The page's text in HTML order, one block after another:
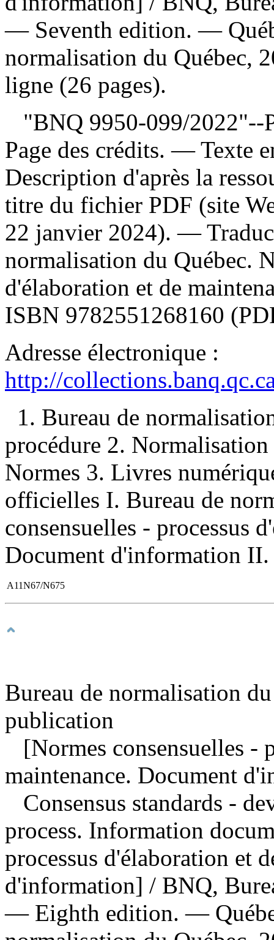
— Seventh edition. —
normalisation du Québec,
ligne (26 pages).
"BNQ 9950-099/2022"--
Page des crédits. — Texte
Description d'après la
titre du fichier PDF (site
22 janvier 2024). —
normalisation du Québec.
d'élaboration et de
ISBN 9782551268160
Adresse électronique :
http://
1. Bureau de
procédure 2.
Normes 3. Livres
officielles I. Bureau de
consensuelles - processus
Document d'information
A11N67/N675
Bureau de normalisation
publication
[Normes consensuelles -
maintenance. Document
Consensus standards -
process. Information
processus d'élaboration et
d'information] / BNQ,
— Eighth edition. —